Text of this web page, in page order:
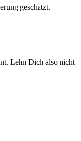
geschätzt.
Lehn Dich also nicht